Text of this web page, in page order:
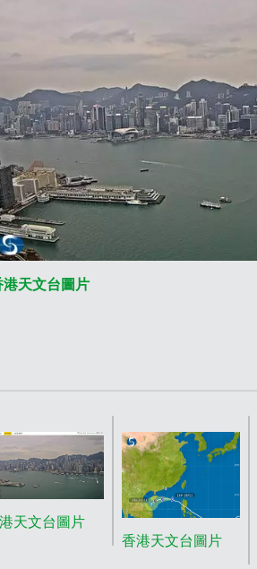
港天文台圖片
天文台圖片
香港天文台圖片